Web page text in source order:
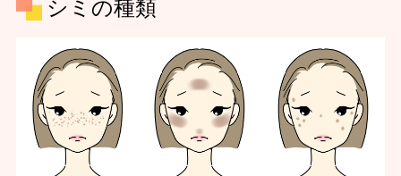
シミの種類